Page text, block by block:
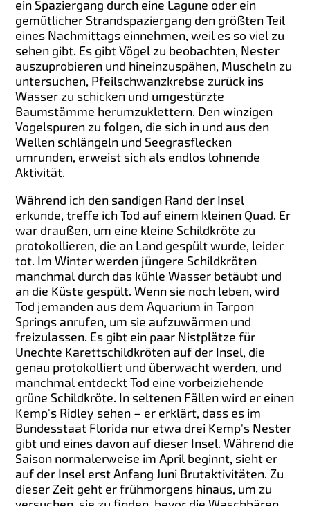
ein Spaziergang durch eine Lagune oder ein
gemütlicher Strandspaziergang den größten Teil
eines Nachmittags einnehmen, weil es so viel zu
sehen gibt. Es gibt Vögel zu beobachten, Nester
auszuprobieren und hineinzuspähen, Muscheln zu
untersuchen, Pfeilschwanzkrebse zurück ins
Wasser zu schicken und umgestürzte
Baumstämme herumzuklettern. Den winzigen
Vogelspuren zu folgen, die sich in und aus den
Wellen schlängeln und Seegrasflecken
umrunden, erweist sich als endlos lohnende
Aktivität.
Während ich den sandigen Rand der Insel
erkunde, treffe ich Tod auf einem kleinen Quad. Er
war draußen, um eine kleine Schildkröte zu
protokollieren, die an Land gespült wurde, leider
tot. Im Winter werden jüngere Schildkröten
manchmal durch das kühle Wasser betäubt und
an die Küste gespült. Wenn sie noch leben, wird
Tod jemanden aus dem Aquarium in Tarpon
Springs anrufen, um sie aufzuwärmen und
freizulassen. Es gibt ein paar Nistplätze für
Unechte Karettschildkröten auf der Insel, die
genau protokolliert und überwacht werden, und
manchmal entdeckt Tod eine vorbeiziehende
grüne Schildkröte. In seltenen Fällen wird er einen
Kemp's Ridley sehen – er erklärt, dass es im
Bundesstaat Florida nur etwa drei Kemp's Nester
gibt und eines davon auf dieser Insel. Während die
Saison normalerweise im April beginnt, sieht er
auf der Insel erst Anfang Juni Brutaktivitäten. Zu
dieser Zeit geht er frühmorgens hinaus, um zu